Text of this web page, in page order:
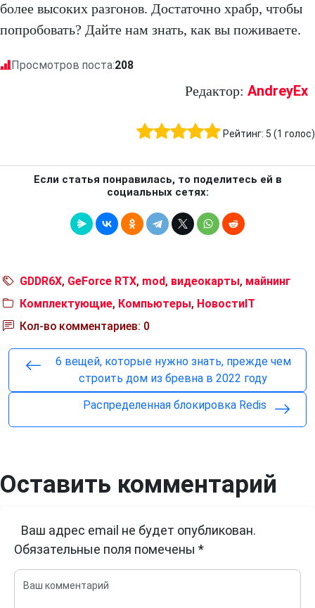
более высоких разгонов. Достаточно храбр, чтобы
попробовать? Дайте нам знать, как вы поживаете.
Просмотров поста:208
Редактор: AndreyEx
Рейтинг: 5 (1 голос)
Если статья понравилась, то поделитесь ей в
социальных сетях:
GDDR6X, GeForce RTX, mod, видеокарты, майнинг
Комплектующие, Компьютеры, НовостиIT
Кол-во комментариев: 0
6 вещей, которые нужно знать, прежде чем
строить дом из бревна в 2022 году
Распределенная блокировка Redis
Оставить комментарий
Ваш адрес email не будет опубликован.
Обязательные поля помечены *